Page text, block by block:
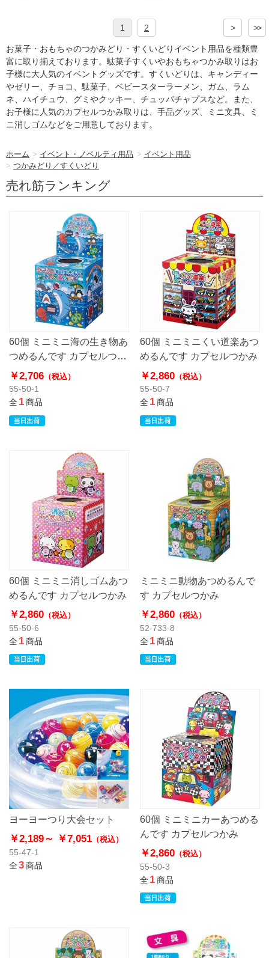
> >>
1 2
お菓子・おもちゃのつかみどり・すくいどりイベント用品を種類豊
富に取り揃えております。駄菓子すくいやおもちゃつかみ取りはお
子様に大人気のイベントグッズです。すくいどりは、キャンディー
やゼリー、チョコ、駄菓子、ベビースターラーメン、ガム、ラム
ネ、ハイチュウ、グミやクッキー、チュッパチャプスなど。また、
お子様に人気のカプセルつかみ取りは、手品グッズ、ミニ文具、ミ
ニ消しゴムなどをご用意しております。
ホーム > イベント・ノベルティ用品 > イベント用品
> つかみどり／すくいどり
売れ筋ランキング
60個 ミニミニ海の生き物あ
つめるんです カプセルつか
み
￥2,706 （税込）
55-50-1
全1商品
60個 ミニミニくい道楽あつ
めるんです カプセルつかみ
￥2,860（税込）
55-50-7
全1商品
60個 ミニミニ消しゴムあつ
めるんです カプセルつかみ
￥2,860 （税込）
55-50-6
全1商品
ミニミニ動物あつめるんで
す カプセルつかみ
￥2,860（税込）
52-733-8
全1商品
ヨーヨーつり大会セット
￥2,189～ ￥7,051 （税込）
55-47-1
全3商品
60個 ミニミニカーあつめる
んです カプセルつかみ
￥2,860（税込）
55-50-3
全1商品